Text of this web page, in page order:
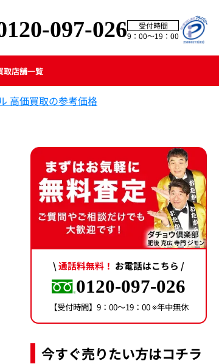
097-026
受付時間
9：00〜19：00
取店舗一覧
高価買取の参考価格
\通話料無料！ お電話はこちら /
0120-097-026
【受付時間】9：00〜19：00 ※年中無休
今すぐ売りたい方はコチラ